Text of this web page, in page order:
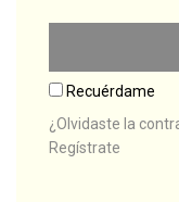
Recuérdame
¿Olvidaste la
Regístrate